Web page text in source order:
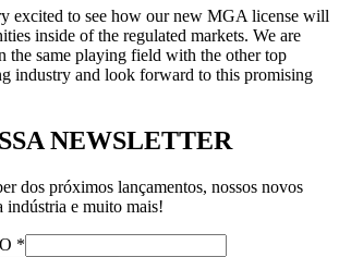
excited to see how our new MGA license will
inside of the regulated markets. We are
the same playing field with the other top
industry and look forward to this promising
NEWSLETTER
dos próximos lançamentos, nossos novos
indústria e muito mais!
*